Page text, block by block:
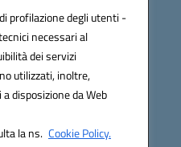
profilazione degli utenti -
necessari al
dei servizi
utilizzati, inoltre,
disposizione da Web
la ns. Cookie Policy.